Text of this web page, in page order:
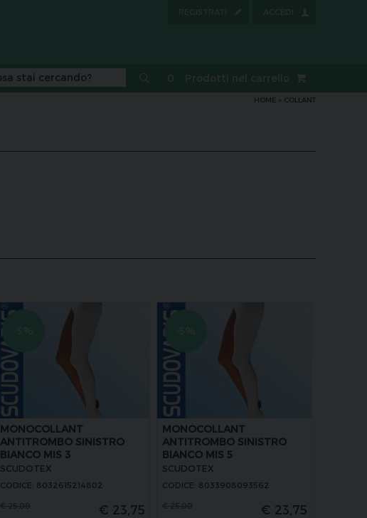
ACCEDI
REGISTRATI
0 Prodotti nel carrello
HOME » COLLANT
MONOCOLLANT
ANTITROMBO SINISTRO
BIANCO MIS 3
SCUDOTEX
CODICE: 8032615214802
€ 23,75
MONOCOLLANT
ANTITROMBO SINISTRO
BIANCO MIS 5
SCUDOTEX
CODICE: 8033908093562
€ 23,75